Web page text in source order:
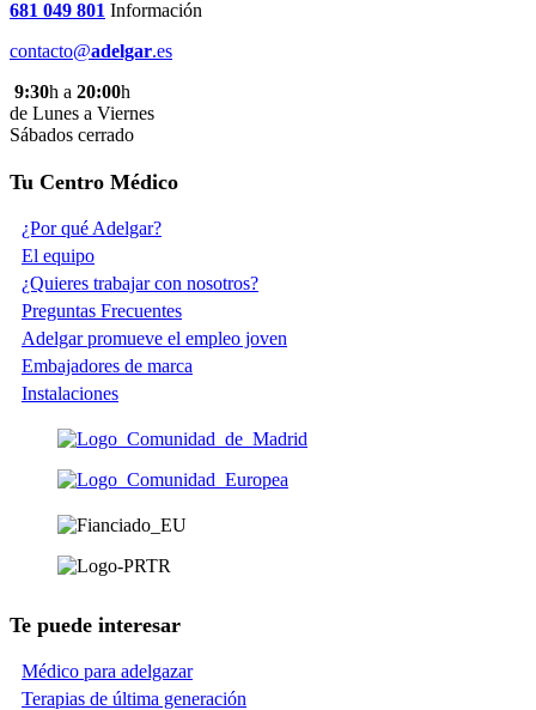
681 049 801 Información
contacto@adelgar.es
9:30h a 20:00h
de Lunes a Viernes
Sábados cerrado
Tu Centro Médico
¿Por qué Adelgar?
El equipo
¿Quieres trabajar con nosotros?
Preguntas Frecuentes
Adelgar promueve el empleo joven
Embajadores de marca
Instalaciones
Te puede interesar
Médico para adelgazar
Terapias de última generación